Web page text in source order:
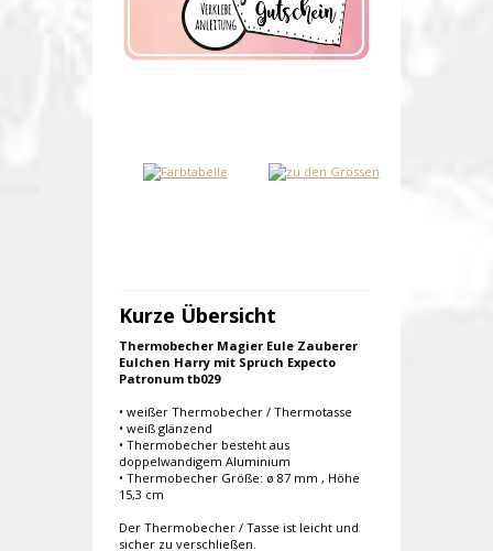
Kurze Übersicht
Thermobecher Magier Eule Zauberer
Eulchen Harry mit Spruch Expecto
Patronum tb029
• weißer Thermobecher / Thermotasse
• weiß glänzend
• Thermobecher besteht aus
doppelwandigem Aluminium
• Thermobecher Größe: ø 87 mm , Höhe
15,3 cm
Der Thermobecher / Tasse ist leicht und
sicher zu verschließen.